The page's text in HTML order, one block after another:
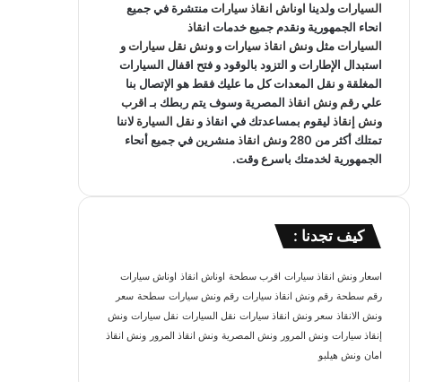
السياراتولدينا اوناش انقاذ سياراتمنتشرة في جميع
انحاء الجمهورية ونقدم جميع خدمات انقاذ
السياراتمثلونش انقاذ سياراتوونش نقل سياراتو
استبدال الإطارات و التزود بالوقود و فتح اقفال السيارات
المغلقة و نقل المعدات كل ما عليك فقط هو الإتصال بنا
عليرقم ونش انقاذ المصرية وسوف يتم ربطك بـ اقرب
ونش إنقاذليقوم بمساعدتك في انقاذ و نقل السيارة لاننا
تمتلك أكثر من 280
ونش انقاذمنشرين في جميع أنحاء
الجمهورية لخدمتك باسرع وقت.
كيف تجدنا :
اسعار ونش انقاذ سيارات اقرب سطحة اوناش انقاذ اوناش سيارات
رقم سطحة رقم ونش انقاذ سيارات رقم ونش سيارات سطحة سعر
ونش الانقاذ سعر ونش انقاذ سيارات نقل السيارات نقل سيارات ونش
إنقاذ سيارات ونش المرور ونش المصرية ونش انقاذ المرور ونش انقاذ
امان ونش هيلبو